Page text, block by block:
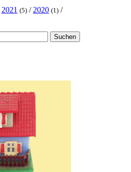
2021 (5) / 2020 (1) /